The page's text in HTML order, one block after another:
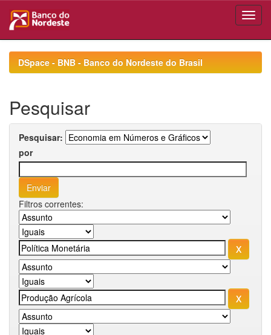
navigationDSpace - BNB - Banco do Nordeste do Brasil
Pesquisar
Pesquisar:
por
Filtros correntes: